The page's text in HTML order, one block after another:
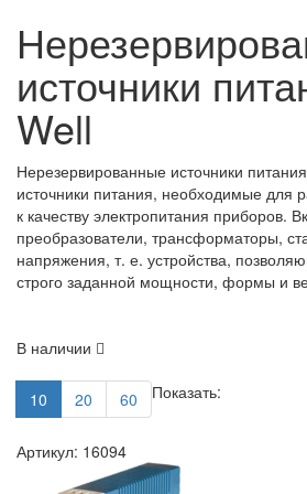
источники
Well
Нерезервированные источники
источники питания, необходимые для
к качеству электропитания приборов.
преобразователи, трансформаторы,
напряжения, т. е. устройства,
строго заданной мощности, формы и
В наличии
Показать:
10 20 60
Артикул: 16094